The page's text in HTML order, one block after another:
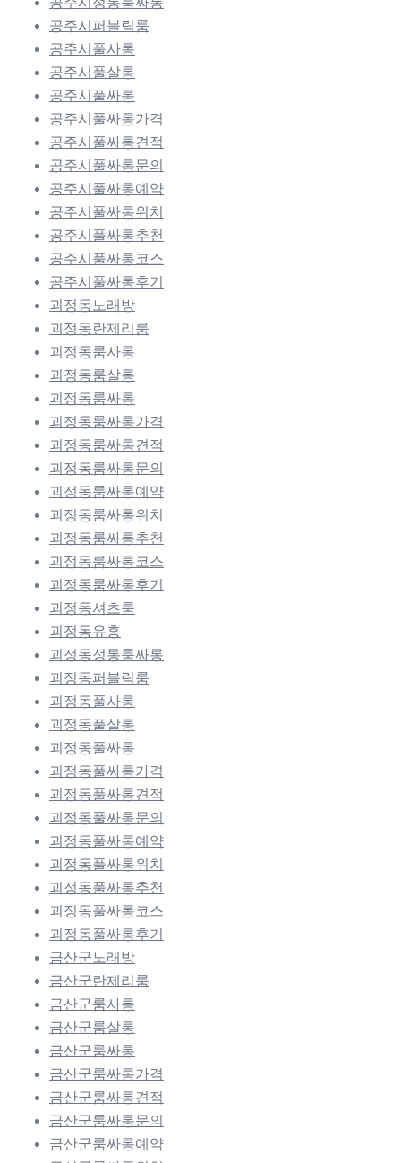
공주시퍼블릭룸
공주시풀사롱
공주시풀살롱
공주시풀싸롱
공주시풀싸롱가격
공주시풀싸롱견적
공주시풀싸롱문의
공주시풀싸롱예약
공주시풀싸롱위치
공주시풀싸롱추천
공주시풀싸롱코스
공주시풀싸롱후기
괴정동노래방
괴정동란제리룸
괴정동룸사롱
괴정동룸살롱
괴정동룸싸롱
괴정동룸싸롱가격
괴정동룸싸롱견적
괴정동룸싸롱문의
괴정동룸싸롱예약
괴정동룸싸롱위치
괴정동룸싸롱추천
괴정동룸싸롱코스
괴정동룸싸롱후기
괴정동셔츠룸
괴정동유흥
괴정동정통룸싸롱
괴정동퍼블릭룸
괴정동풀사롱
괴정동풀살롱
괴정동풀싸롱
괴정동풀싸롱가격
괴정동풀싸롱견적
괴정동풀싸롱문의
괴정동풀싸롱예약
괴정동풀싸롱위치
괴정동풀싸롱추천
괴정동풀싸롱코스
괴정동풀싸롱후기
금산군노래방
금산군란제리룸
금산군룸사롱
금산군룸살롱
금산군룸싸롱
금산군룸싸롱가격
금산군룸싸롱견적
금산군룸싸롱문의
금산군룸싸롱예약